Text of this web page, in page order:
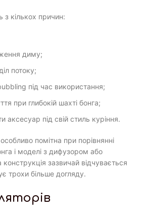
кількох причин:
диму;
потоку;
під час використання;
при глибокій шахті бонга;
аксесуар під свій стиль куріння.
помітна при порівнянні
і моделі з дифузором або
зазвичай відчувається
трохи більше догляду.